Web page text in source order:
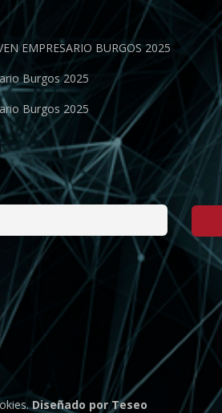
EMPRESARIO BURGOS 2025
Burgos 2025
Burgos 2025
.Diseñado por Teseo